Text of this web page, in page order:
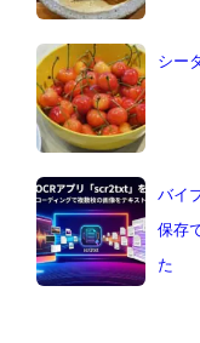
シー
バイ
保存
た